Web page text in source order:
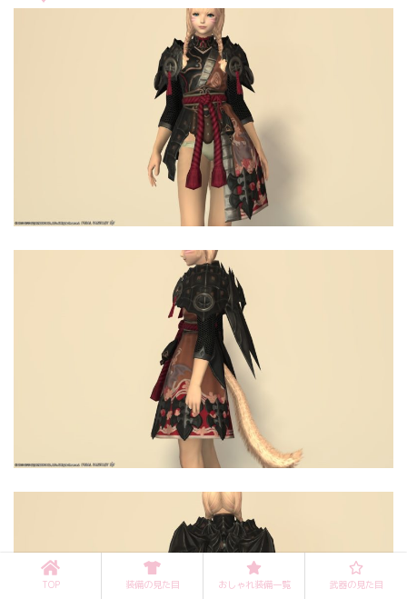
TOP 装備の見た目 おしゃれ装備一覧 武器の見た目